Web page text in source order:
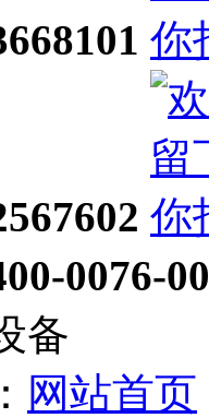
0076-
备
网站首页